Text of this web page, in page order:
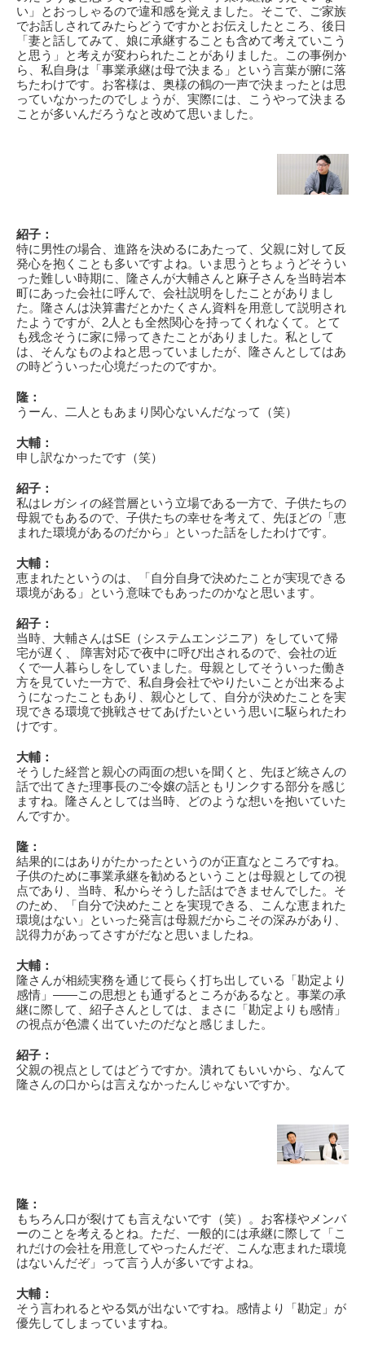
い」とおっしゃるので違和感を覚えました。そこで、ご家族
でお話しされてみたらどうですかとお伝えしたところ、後日
「妻と話してみて、娘に承継することも含めて考えていこう
と思う」と考えが変わられたことがありました。この事例か
ら、私自身は「事業承継は母で決まる」という言葉が腑に落
ちたわけです。お客様は、奥様の鶴の一声で決まったとは思
っていなかったのでしょうが、実際には、こうやって決まる
ことが多いんだろうなと改めて思いました。
紹子：
特に男性の場合、進路を決めるにあたって、父親に対して反
発心を抱くことも多いですよね。いま思うとちょうどそうい
った難しい時期に、隆さんが大輔さんと麻子さんを当時岩本
町にあった会社に呼んで、会社説明をしたことがありまし
た。隆さんは決算書だとかたくさん資料を用意して説明され
たようですが、2人とも全然関心を持ってくれなくて。とて
も残念そうに家に帰ってきたことがありました。私として
は、そんなものよねと思っていましたが、隆さんとしてはあ
の時どういった心境だったのですか。
隆：
うーん、二人ともあまり関心ないんだなって（笑）
大輔：
申し訳なかったです（笑）
紹子：
私はレガシィの経営層という立場である一方で、子供たちの
母親でもあるので、子供たちの幸せを考えて、先ほどの「恵
まれた環境があるのだから」といった話をしたわけです。
大輔：
恵まれたというのは、「自分自身で決めたことが実現できる
環境がある」という意味でもあったのかなと思います。
紹子：
当時、大輔さんはSE（システムエンジニア）をしていて帰
宅が遅く、 障害対応で夜中に呼び出されるので、会社の近
くで一人暮らしをしていました。母親としてそういった働き
方を見ていた一方で、私自身会社でやりたいことが出来るよ
うになったこともあり、親心として、自分が決めたことを実
現できる環境で挑戦させてあげたいという思いに駆られたわ
けです。
大輔：
そうした経営と親心の両面の想いを聞くと、先ほど統さんの
話で出てきた理事長のご令嬢の話ともリンクする部分を感じ
ますね。隆さんとしては当時、どのような想いを抱いていた
んですか。
隆：
結果的にはありがたかったというのが正直なところですね。
子供のために事業承継を勧めるということは母親としての視
点であり、当時、私からそうした話はできませんでした。そ
のため、「自分で決めたことを実現できる、こんな恵まれた
環境はない」といった発言は母親だからこその深みがあり、
説得力があってさすがだなと思いましたね。
大輔：
隆さんが相続実務を通じて長らく打ち出している「勘定より
感情」――この思想とも通ずるところがあるなと。事業の承
継に際して、紹子さんとしては、まさに「勘定よりも感情」
の視点が色濃く出ていたのだなと感じました。
紹子：
父親の視点としてはどうですか。潰れてもいいから、なんて
隆さんの口からは言えなかったんじゃないですか。
隆：
もちろん口が裂けても言えないです（笑）。お客様やメンバ
ーのことを考えるとね。ただ、一般的には承継に際して「こ
れだけの会社を用意してやったんだぞ、こんな恵まれた環境
はないんだぞ」って言う人が多いですよね。
大輔：
そう言われるとやる気が出ないですね。感情より「勘定」が
優先してしまっていますね。